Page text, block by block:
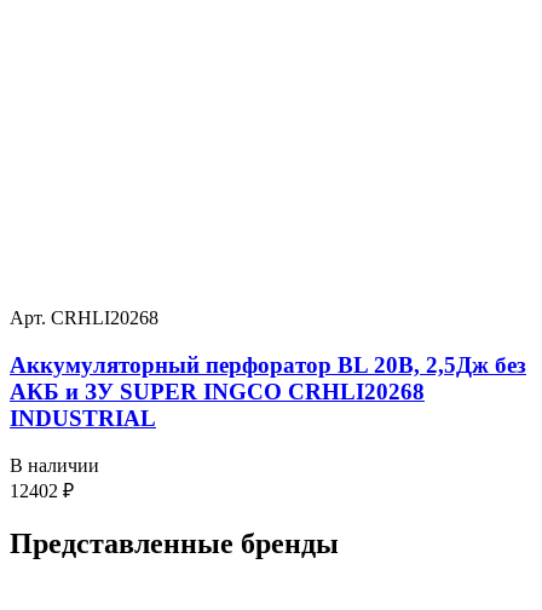
Арт. CRHLI20268
Аккумуляторный перфоратор BL 20В, 2,5Дж без
АКБ и ЗУ SUPER INGCO CRHLI20268
INDUSTRIAL
В наличии
12402 ₽
Представленные бренды